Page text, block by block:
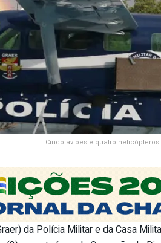
Cinco aviões e quatro
da Polícia Militar e da Casa